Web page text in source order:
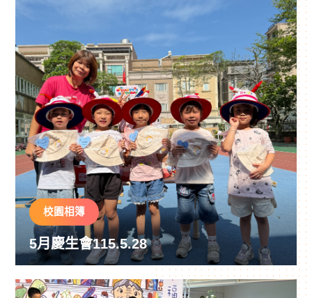
校園相簿
5月慶生會115.5.28